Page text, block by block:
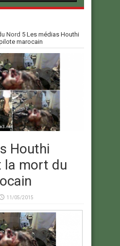
Nord 5 Les médias Houthi
marocain
Houthi
la mort du
11/05/2015